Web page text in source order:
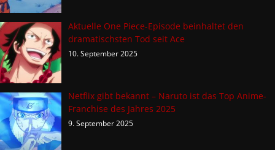
Aktuelle One Piece-Episode beinhaltet den
dramatischsten Tod seit Ace
10. September 2025
Netflix gibt bekannt – Naruto ist das Top Anime-
Franchise des Jahres 2025
9. September 2025